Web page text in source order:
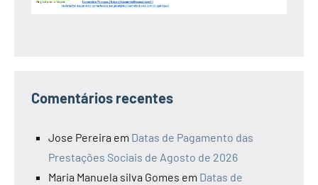
Comentários recentes
Jose Pereira em Datas de Pagamento das
Prestações Sociais de Agosto de 2026
Maria Manuela silva Gomes em Datas de